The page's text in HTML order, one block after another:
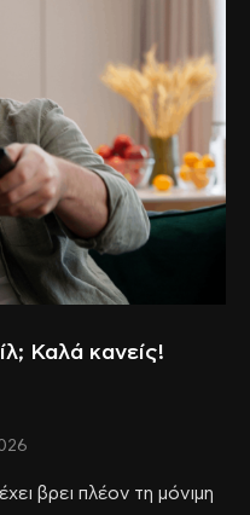
Καλά κανείς!
βρει πλέον τη μόνιμη